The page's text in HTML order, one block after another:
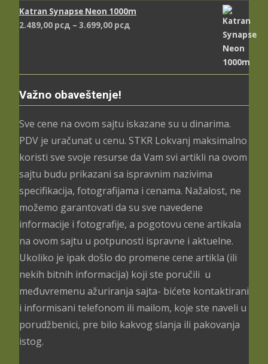
Katran Synapse Neon 1000m
2.489,00 рсд – 3.699,00 рсд
Važno obaveštenje!
Sve cene na ovom sajtu iskazane su u dinarima.
PDV je uračunat u cenu. STKR Lokvanj maksimalno
koristi sve svoje resurse da Vam svi artikli na ovom
sajtu budu prikazani sa ispravnim nazivima
specifikacija, fotografijama i cenama. Nažalost, ne
možemo garantovati da su sve navedene
informacije i fotografije, a pogotovu cene artikala
na ovom sajtu u potpunosti ispravne i aktuelne.
Ukoliko je ipak došlo do promene cene artikla (ili
nekih bitnih informacija) koji ste poručili u
međuvremenu ažuriranja sajta- bićete kontaktirani
i informisani telefonom ili mailom, koje ste naveli u
porudžbenici, pre bilo kakvog slanja ili pakovanja
istog.